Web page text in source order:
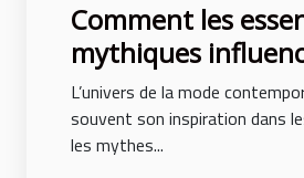
Comment les
mythiques
la mode
L’univers de la mode
souvent son inspiration dans
les mythes...